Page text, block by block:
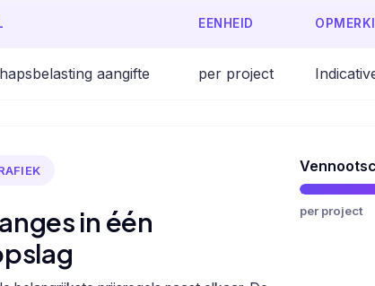
EENHEID
aangifte per project
in één
per project